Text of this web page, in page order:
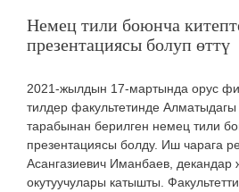
Немец тили боюнча
презентациясы болуп өттү
2021-жылдын 17-мартында орус
тилдер факультетинде Алматыдагы
тарабынан берилген немец тили
презентациясы болду. Иш чарага
Асангазиевич Иманбаев, декандар
окутуучулары катышты.